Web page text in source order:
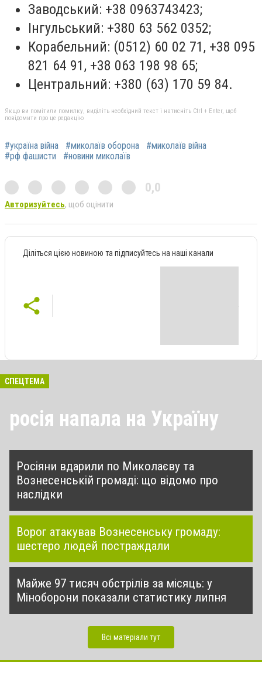
Заводський: +38 0963743423;
Інгульський: +380 63 562 0352;
Корабельний: (0512) 60 02 71, +38 095
821 64 91, +38 063 198 98 65;
Центральний: +380 (63) 170 59 84.
Якщо ви помітили помилку, виділіть необхідний текст і натисніть Ctrl + Enter, щоб
повідомити про це редакцію
#україна війна #миколаїв оборона
#миколаїв війна
#рф фашисти
#новини миколаїв
0,0
Авторизуйтесь, щоб оцінити
Діліться цією новиною та підписуйтесь на наші канали
СПЕЦТЕМА
росія напала на Україну
Росіяни вдарили по Миколаєву та
Вознесенській громаді: що відомо про
наслідки
Ворог атакував Вознесенську громаду:
шестеро людей постраждали
Майже 97 тисяч обстрілів за місяць: у
Міноборони показали статистику липня
Всі матеріали тут